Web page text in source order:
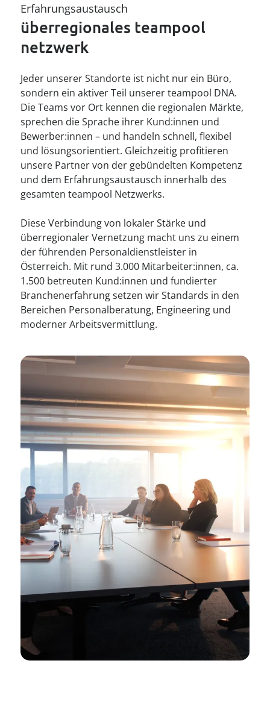
Erfahrungsaustausch
überregionales teampool
netzwerk
Jeder unserer Standorte ist nicht nur ein Büro,
sondern ein aktiver Teil unserer teampool DNA.
Die Teams vor Ort kennen die regionalen Märkte,
sprechen die Sprache ihrer Kund:innen und
Bewerber:innen – und handeln schnell, flexibel
und lösungsorientiert. Gleichzeitig profitieren
unsere Partner von der gebündelten Kompetenz
und dem Erfahrungsaustausch innerhalb des
gesamten teampool Netzwerks.
Diese Verbindung von lokaler Stärke und
überregionaler Vernetzung macht uns zu einem
der führenden Personaldienstleister in
Österreich. Mit rund 3.000 Mitarbeiter:innen, ca.
1.500 betreuten Kund:innen und fundierter
Branchenerfahrung setzen wir Standards in den
Bereichen Personalberatung, Engineering und
moderner Arbeitsvermittlung.